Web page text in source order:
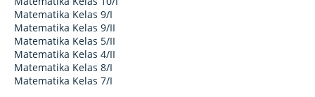
Matematika Kelas 9/I
Matematika Kelas 9/II
Matematika Kelas 5/II
Matematika Kelas 4/II
Matematika Kelas 8/I
Matematika Kelas 7/I